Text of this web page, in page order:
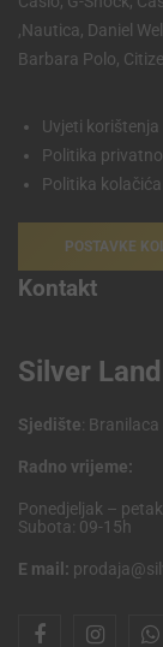
,Nautica, Daniel
Barbara Polo,
Uvjeti korištenja
Politika
Politika kolačića
POSTAVKE
Kontakt
Silver
Sjedište:
Radno vrijeme:
Ponedjeljak –
Subota: 09-15h
E mail: